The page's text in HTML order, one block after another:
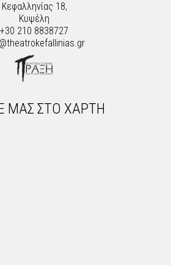
Κεφαλληνίας 18,
Κυψέλη
+30 210 8838727
ΜΑΣ ΣΤΟ ΧΑΡΤΗ